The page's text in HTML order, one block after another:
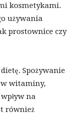
kosmetykami.
używania
prostownice czy
Spożywanie
witaminy,
na
również